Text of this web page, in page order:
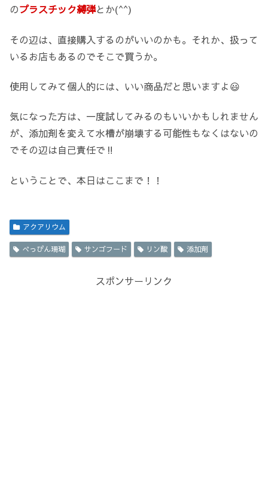
のプラスチック縛弾とか(^^)
その辺は、直接購入するのがいいのかも。それか、扱って
いるお店もあるのでそこで買うか。
使用してみて個人的には、いい商品だと思いますよ😃
気になった方は、一度試してみるのもいいかもしれません
が、添加剤を変えて水槽が崩壊する可能性もなくはないの
でその辺は自己責任で‼️
ということで、本日はここまで！！
アクアリウム
べっぴん珊瑚 サンゴフード リン酸 添加剤
スポンサーリンク